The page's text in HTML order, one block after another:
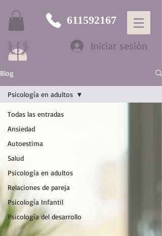
611592167
Iniciar sesión
Blog
Todas las entradas
Ansiedad
Autoestima
Salud
Psicología en adultos
Relaciones de pareja
Psicología Infantil
Psicología del desarrollo
Psicología en adultos